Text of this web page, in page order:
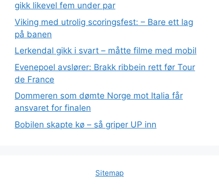
gikk likevel fem under par
Viking med utrolig scoringsfest: – Bare ett lag
på banen
Lerkendal gikk i svart – måtte filme med mobil
Evenepoel avslører: Brakk ribbein rett før Tour
de France
Dommeren som dømte Norge mot Italia får
ansvaret for finalen
Bobilen skapte kø – så griper UP inn
Sitemap